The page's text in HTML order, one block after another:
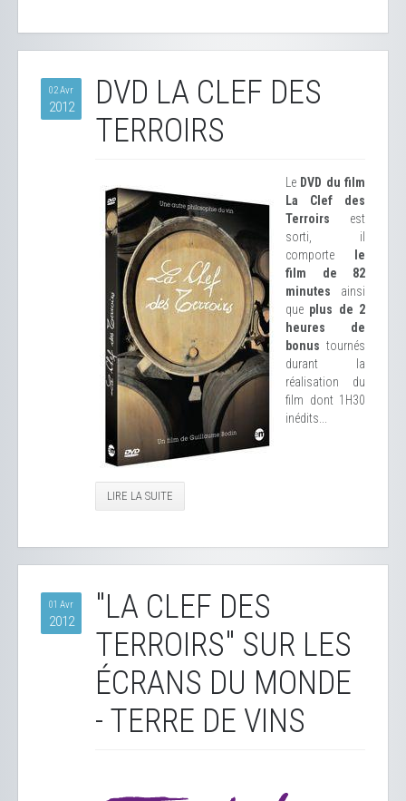
02 Avr
2012
DVD LA CLEF DES
TERROIRS
Le DVD du film
La Clef des
Terroirs est
sorti, il
comporte
le
film de 82
minutes ainsi
que plus de 2
heures de
bonus tournés
durant la
réalisation du
film dont 1H30
inédits...
LIRE LA SUITE
01 Avr
2012
"LA CLEF DES
TERROIRS" SUR LES
ÉCRANS DU MONDE
- TERRE DE VINS